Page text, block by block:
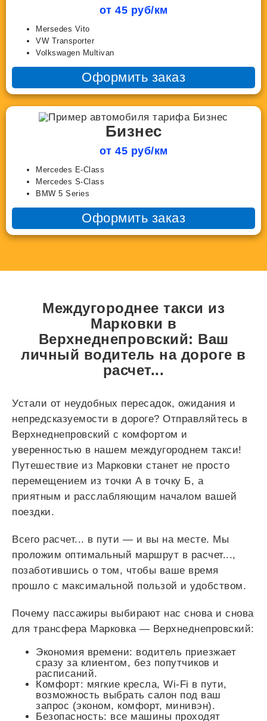
от 45 руб/км
Mersedes Vito
VW Transporter
Volkswagen Multivan
Оформить заказ
Бизнес
от 45 руб/км
Mercedes E-Class
Mercedes S-Class
BMW 5 Series
Оформить заказ
Междугороднее такси из
Марковки в
Верхнеднепровский: Ваш
личный водитель на дороге в
расчет...
Устали от неудобных пересадок, ожидания и
непредсказуемости в дороге? Отправляйтесь в
Верхнеднепровский с комфортом и
уверенностью в нашем междугороднем такси!
Путешествие из Марковки станет не просто
перемещением из точки А в точку Б, а
приятным и расслабляющим началом вашей
поездки.
Всего расчет... в пути — и вы на месте. Мы
проложим оптимальный маршрут в расчет...,
позаботившись о том, чтобы ваше время
прошло с максимальной пользой и удобством.
Почему пассажиры выбирают нас снова и снова
для трансфера Марковка — Верхнеднепровский:
Экономия времени: водитель приезжает
сразу за клиентом, без попутчиков и
расписаний.
Комфорт: мягкие кресла, Wi-Fi в пути,
возможность выбрать салон под ваш
запрос (эконом, комфорт, минивэн).
Безопасность: все машины проходят